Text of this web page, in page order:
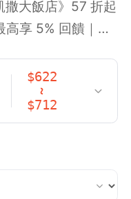
大飯店》57 折起
享 5% 回饋｜再
$622
~
$712